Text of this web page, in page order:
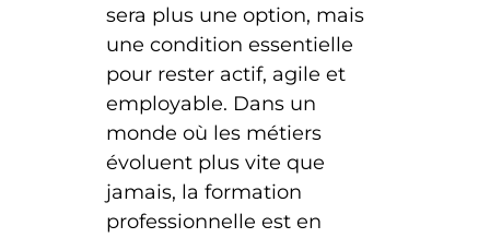
sera plus une option, mais
une condition essentielle
pour rester actif, agile et
employable. Dans un
monde où les métiers
évoluent plus vite que
jamais, la formation
professionnelle est en